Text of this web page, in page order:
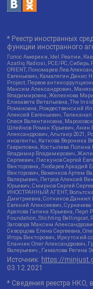
* Реестр иностранных
функции иностранного
Голос Америки, Idel.Реалии,
Azatliq Radiosi, PCE/PC,
ORIENT, Пономарев Лев
Евгеньевич, Камалягин Денис
Project, Первое
Максим Александрович,
Владимировна, Железнова
Елизавета Витальевна, The
Романовна, Рождественский
Алексей Евгеньевич,
Олеся Валентиновна,
Шлейнов Роман Юрьевич, Анин
Александрович, Альтаир 2021,
иноагенты, Каткова Вероника
Гавриловна, Костылева
Владимир Владимирович,
Сергеевич, Пискунов Сергей
Викторовна, Любарев Аркадий
Викторович, Важенков Артем
Валерьевич, Петров Алексей
Юрьевич, Смирнов Сергей
ИНОСТРАННЫЙ АГЕНТ,
Дмитриевна, Сотников Даниил
Евгений Алексеевич,
Арапова Галина Юрьевна, Перл
Foundation, Stichting
Заговора Максим
Скворцова Елена Сергеевна,
Игорь Викторович, Иркутский
Еланчик Олег Александрович,
Валерьевич , Гималова Регина
Источник: https://
03.12.2021
* Сведения реестра НКО,